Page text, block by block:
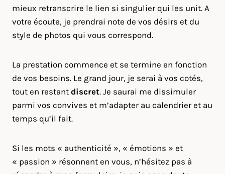
mieux retranscrire le lien si singulier qui les unit. A
votre écoute, je prendrai note de vos désirs et du
style de photos qui vous correspond.
La prestation commence et se termine en fonction
de vos besoins. Le grand jour, je serai à vos cotés,
tout en restant discret. Je saurai me dissimuler
parmi vos convives et m’adapter au calendrier et au
temps qu’il fait.
Si les mots « authenticité », « émotions » et
« passion » résonnent en vous, n’hésitez pas à